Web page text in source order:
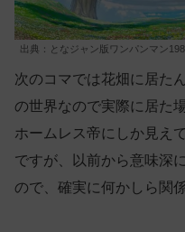
出典：となジャン版ワンパンマン198
次のコマでは花畑に居た
の世界なので実際に居た
ホームレス帝にしか見え
ですが、以前から意味深
ので、確実に何かしら関